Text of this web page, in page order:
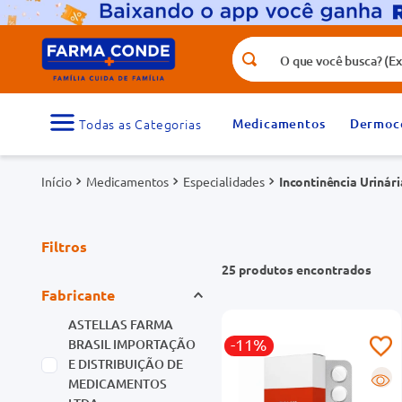
O que você busca? (Ex.: vitamina,
medicamento
5º dipirona
Medicamentos
Medicamentos Especialidades Incontinência
Filtros
Fabricante
ASTELLAS FARMA
BRASIL IMPORTAÇÃO
E DISTRIBUIÇÃO DE
MEDICAMENTOS
25 produtos
-11%
R